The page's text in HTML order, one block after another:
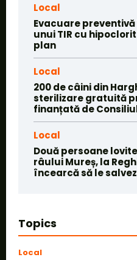
Local
Evacuare
unui TIR cu
plan
Local
200 de câini din
sterilizare gratuită
finanțată de
Local
Două persoane
râului Mureș, la
încearcă să le
Topics
Local